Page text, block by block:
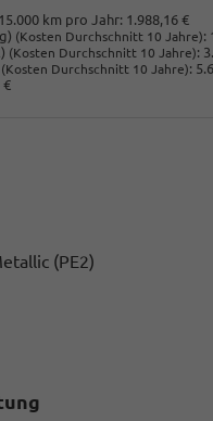
km pro Jahr: 1.988,16 €
(Kosten Durchschnitt 10 Jahre):
(Kosten Durchschnitt 10 Jahre):
(Kosten Durchschnitt 10 Jahre):
€
(PE2)